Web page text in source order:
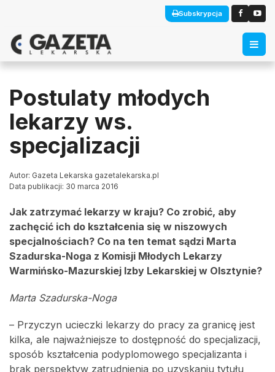
Subskrypcja
Postulaty młodych
lekarzy ws.
specjalizacji
Autor: Gazeta Lekarska gazetalekarska.pl
Data publikacji: 30 marca 2016
Jak zatrzymać lekarzy w kraju? Co zrobić, aby
zachęcić ich do kształcenia się w niszowych
specjalnościach? Co na ten temat sądzi Marta
Szadurska-Noga z Komisji Młodych Lekarzy
Warmińsko-Mazurskiej Izby Lekarskiej w Olsztynie?
Marta Szadurska-Noga
– Przyczyn ucieczki lekarzy do pracy za granicę jest
kilka, ale najważniejsze to dostępność do specjalizacji,
sposób kształcenia podyplomowego specjalizanta i
brak perspektyw zatrudnienia po uzyskaniu tytułu